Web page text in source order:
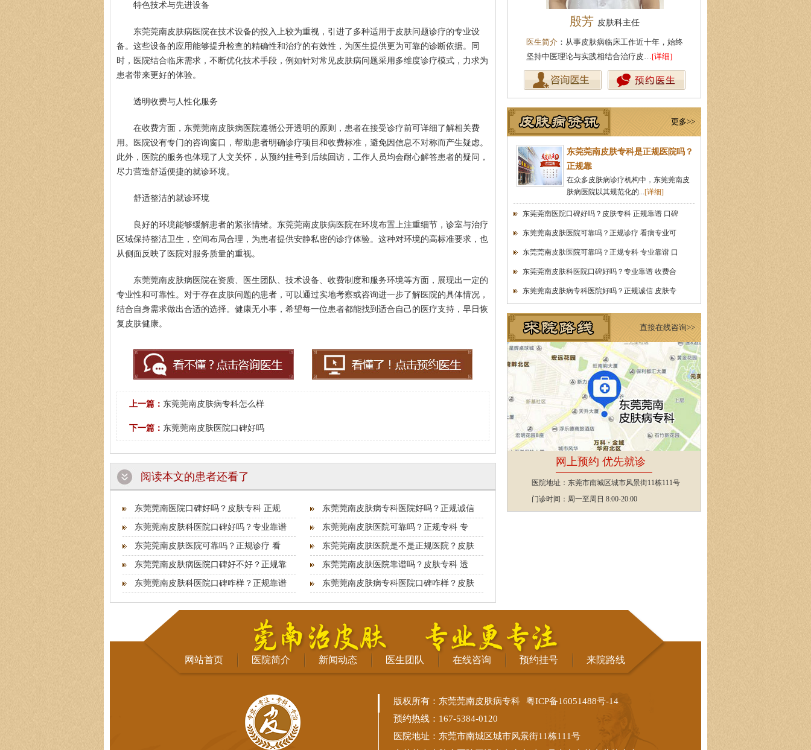
特色技术与先进设备
东莞莞南皮肤病医院在技术设备的投入上较为重视，引进了多种适用于皮肤问题诊疗的专业设
备。这些设备的应用能够提升检查的精确性和治疗的有效性，为医生提供更为可靠的诊断依据。同
时，医院结合临床需求，不断优化技术手段，例如针对常见皮肤病问题采用多维度诊疗模式，力求为
患者带来更好的体验。
透明收费与人性化服务
在收费方面，东莞莞南皮肤病医院遵循公开透明的原则，患者在接受诊疗前可详细了解相关费
用。医院设有专门的咨询窗口，帮助患者明确诊疗项目和收费标准，避免因信息不对称而产生疑虑。
此外，医院的服务也体现了人文关怀，从预约挂号到后续回访，工作人员均会耐心解答患者的疑问，
尽力营造舒适便捷的就诊环境。
舒适整洁的就诊环境
良好的环境能够缓解患者的紧张情绪。东莞莞南皮肤病医院在环境布置上注重细节，诊室与治疗
区域保持整洁卫生，空间布局合理，为患者提供安静私密的诊疗体验。这种对环境的高标准要求，也
从侧面反映了医院对服务质量的重视。
东莞莞南皮肤病医院在资质、医生团队、技术设备、收费制度和服务环境等方面，展现出一定的
专业性和可靠性。对于存在皮肤问题的患者，可以通过实地考察或咨询进一步了解医院的具体情况，
结合自身需求做出合适的选择。健康无小事，希望每一位患者都能找到适合自己的医疗支持，早日恢
复皮肤健康。
上一篇： 东莞莞南皮肤病专科怎么样
下一篇： 东莞莞南皮肤医院口碑好吗
阅读本文的患者还看了
东莞莞南医院口碑好吗？皮肤专科 正规 东莞莞南皮肤病专科医院好吗？正规诚信
东莞莞南皮肤科医院口碑好吗？专业靠谱 东莞莞南皮肤医院可靠吗？正规专科 专
东莞莞南皮肤医院可靠吗？正规诊疗 看 东莞莞南皮肤医院是不是正规医院？皮肤
东莞莞南皮肤病医院口碑好不好？正规靠 东莞莞南皮肤医院靠谱吗？皮肤专科 透
东莞莞南皮肤科医院口碑咋样？正规靠谱 东莞莞南皮肤病专科医院口碑咋样？皮肤
殷芳 皮肤科主任
医生简介 ：从事皮肤病临床工作近十年，始终
坚持中医理论与实践相结合治疗皮…[详细]
更多>>
东莞莞南皮肤专科是正规医院吗？
正规靠
在众多皮肤病诊疗机构中，东莞莞南皮
肤病医院以其规范化的...[详细]
东莞莞南医院口碑好吗？皮肤专科 正规靠谱 口碑
东莞莞南皮肤医院可靠吗？正规诊疗 看病专业可
东莞莞南皮肤医院可靠吗？正规专科 专业靠谱 口
东莞莞南皮肤科医院口碑好吗？专业靠谱 收费合
东莞莞南皮肤病专科医院好吗？正规诚信 皮肤专
直接在线咨询>>
网上预约 优先就诊
医院地址：东莞市南城区城市风景街11栋111号
门诊时间：周一至周日 8:00-20:00
网站首页 医院简介 新闻动态 医生团队 在线咨询 预约挂号 来院路线
版权所有：东莞莞南皮肤病专科
粤ICP备16051488号-14
预约热线：167-5384-0120
医院地址：东莞市南城区城市风景街11栋111号